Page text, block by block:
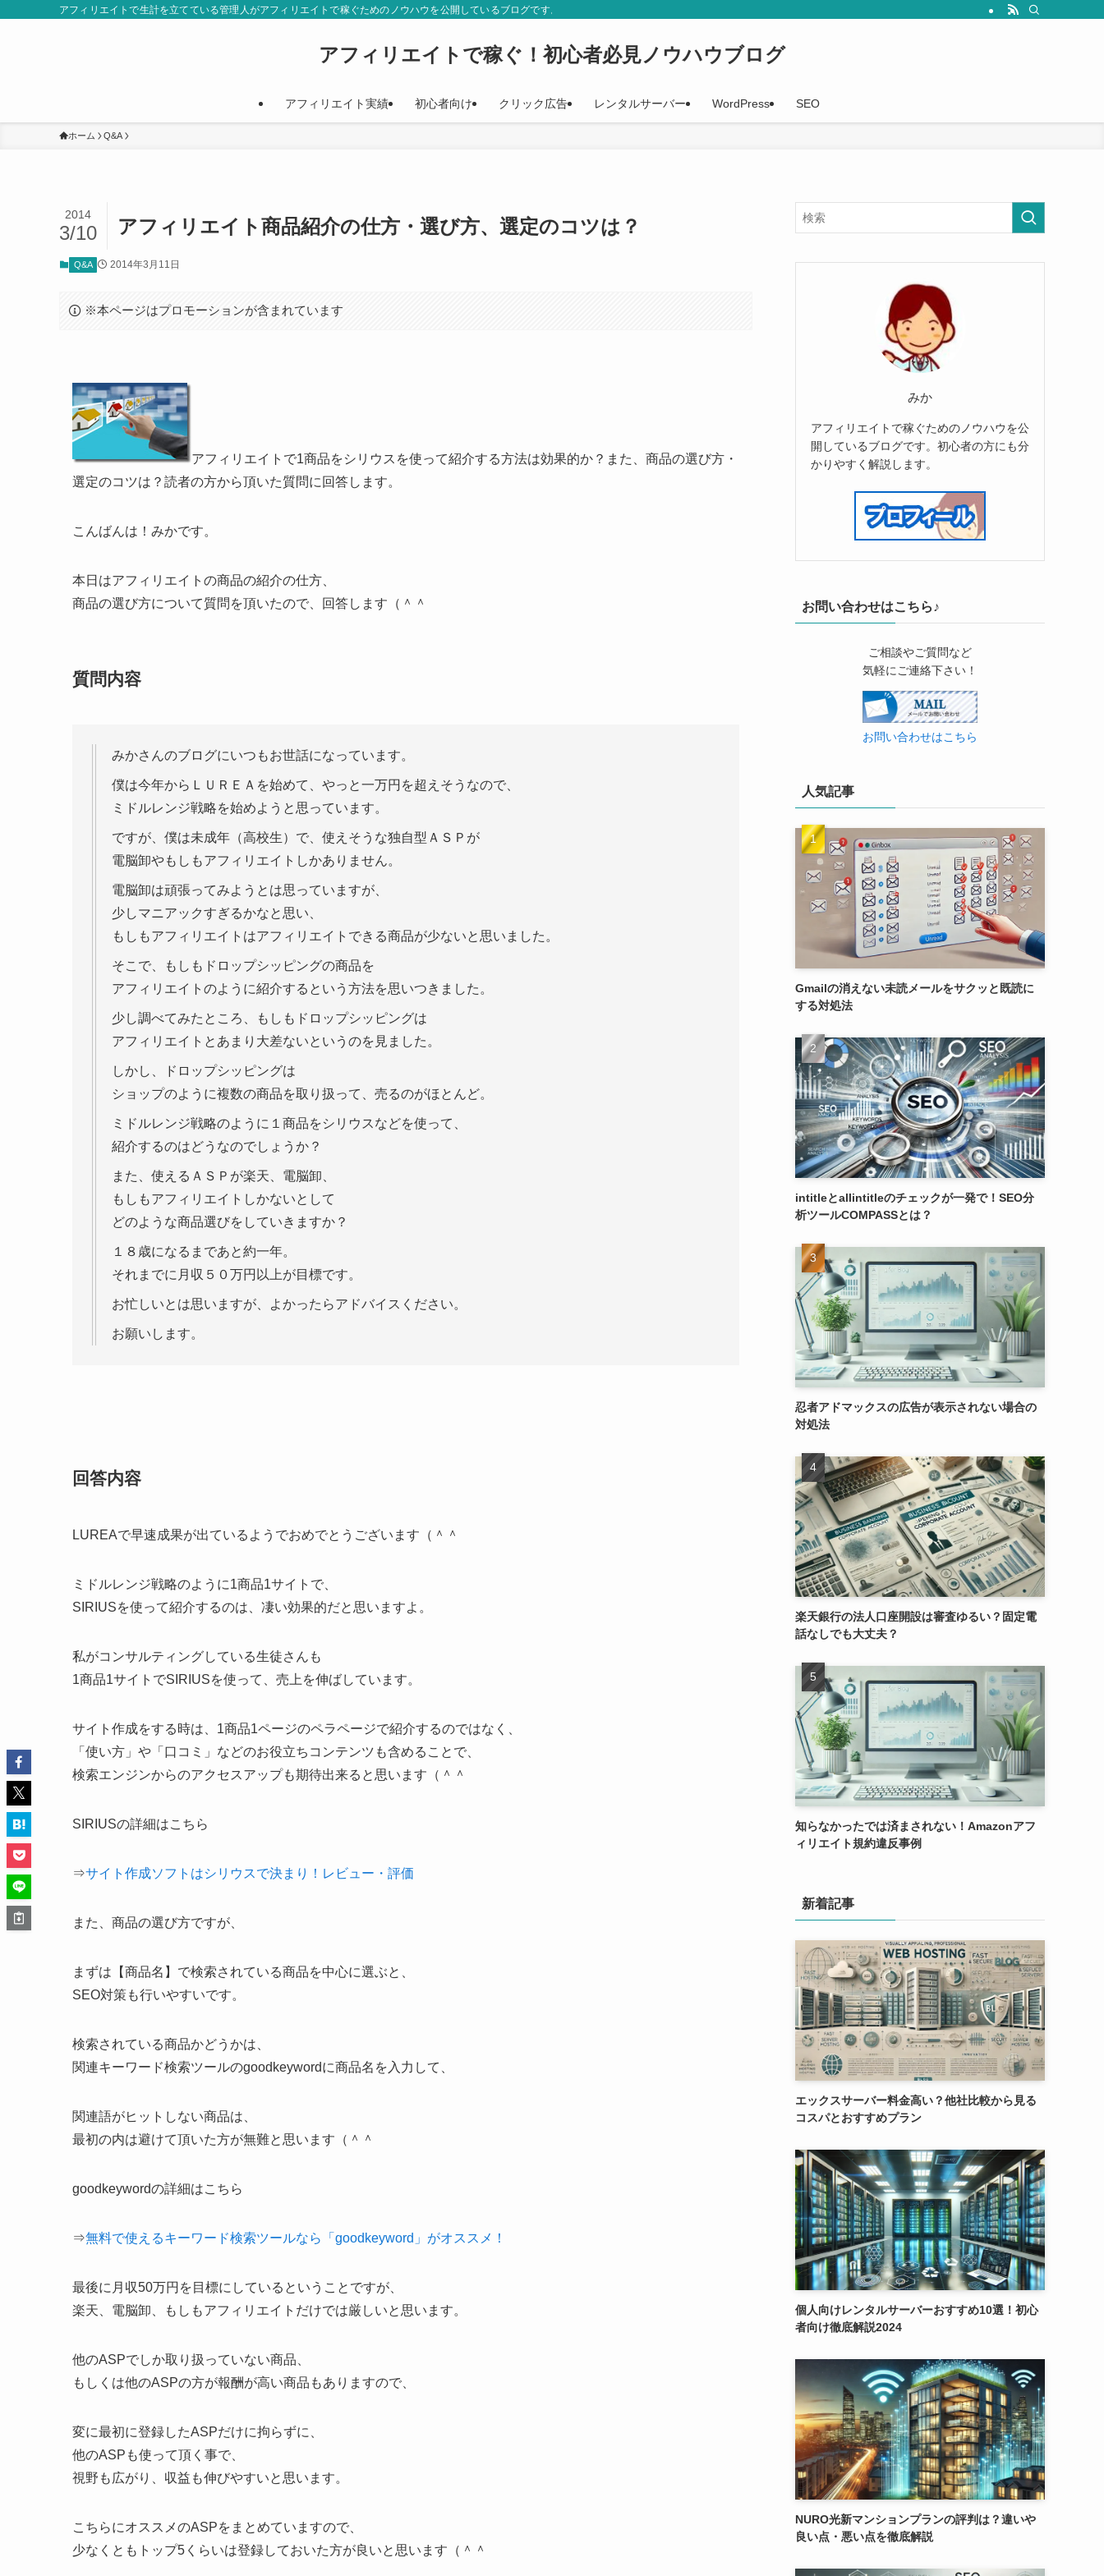
アフィリエイトで生計を立てている管理人がアフィリエイトで稼ぐためのノウハウを公開しているブログです。初心者の方に役立つ、分かりやすい記事を随時配信していきます。
アフィリエイトで稼ぐ！初心者必見ノウハウブログ
アフィリエイト実績 初心者向け クリック広告 レンタルサーバー WordPress SEO
ホーム Q&A
アフィリエイト商品紹介の仕方・選び方、選定のコツは？
2014
3/10
Q&A 2014年3月11日
※本ページはプロモーションが含まれています
アフィリエイトで1商品をシリウスを使って紹介する方法は効果的か？また、商品の選び方・
選定のコツは？読者の方から頂いた質問に回答します。
こんばんは！みかです。
本日はアフィリエイトの商品の紹介の仕方、
商品の選び方について質問を頂いたので、回答します（＾＾
質問内容
みかさんのブログにいつもお世話になっています。
僕は今年からＬＵＲＥＡを始めて、やっと一万円を超えそうなので、
ミドルレンジ戦略を始めようと思っています。
ですが、僕は未成年（高校生）で、使えそうな独自型ＡＳＰが
電脳卸やもしもアフィリエイトしかありません。
電脳卸は頑張ってみようとは思っていますが、
少しマニアックすぎるかなと思い、
もしもアフィリエイトはアフィリエイトできる商品が少ないと思いました。
そこで、もしもドロップシッピングの商品を
アフィリエイトのように紹介するという方法を思いつきました。
少し調べてみたところ、もしもドロップシッピングは
アフィリエイトとあまり大差ないというのを見ました。
しかし、ドロップシッピングは
ショップのように複数の商品を取り扱って、売るのがほとんど。
ミドルレンジ戦略のように１商品をシリウスなどを使って、
紹介するのはどうなのでしょうか？
また、使えるＡＳＰが楽天、電脳卸、
もしもアフィリエイトしかないとして
どのような商品選びをしていきますか？
１８歳になるまであと約一年。
それまでに月収５０万円以上が目標です。
お忙しいとは思いますが、よかったらアドバイスください。
お願いします。
回答内容
LUREAで早速成果が出ているようでおめでとうございます（＾＾
ミドルレンジ戦略のように1商品1サイトで、
SIRIUSを使って紹介するのは、凄い効果的だと思いますよ。
私がコンサルティングしている生徒さんも
1商品1サイトでSIRIUSを使って、売上を伸ばしています。
サイト作成をする時は、1商品1ページのペラページで紹介するのではなく、
「使い方」や「口コミ」などのお役立ちコンテンツも含めることで、
検索エンジンからのアクセスアップも期待出来ると思います（＾＾
SIRIUSの詳細はこちら
⇒サイト作成ソフトはシリウスで決まり！レビュー・評価
また、商品の選び方ですが、
まずは【商品名】で検索されている商品を中心に選ぶと、
SEO対策も行いやすいです。
検索されている商品かどうかは、
関連キーワード検索ツールのgoodkeywordに商品名を入力して、
関連語がヒットしない商品は、
最初の内は避けて頂いた方が無難と思います（＾＾
goodkeywordの詳細はこちら
⇒無料で使えるキーワード検索ツールなら「goodkeyword」がオススメ！
最後に月収50万円を目標にしているということですが、
楽天、電脳卸、もしもアフィリエイトだけでは厳しいと思います。
他のASPでしか取り扱っていない商品、
もしくは他のASPの方が報酬が高い商品もありますので、
変に最初に登録したASPだけに拘らずに、
他のASPも使って頂く事で、
視野も広がり、収益も伸びやすいと思います。
こちらにオススメのASPをまとめていますので、
少なくともトップ5くらいは登録しておいた方が良いと思います（＾＾
みか
アフィリエイトで稼ぐためのノウハウを公
開しているブログです。初心者の方にも分
かりやすく解説します。
お問い合わせはこちら♪
ご相談やご質問など
気軽にご連絡下さい！
お問い合わせはこちら
人気記事
Gmailの消えない未読メールをサクッと既読に
する対処法
intitleとallintitleのチェックが一発で！SEO分
析ツールCOMPASSとは？
忍者アドマックスの広告が表示されない場合の
対処法
楽天銀行の法人口座開設は審査ゆるい？固定電
話なしでも大丈夫？
知らなかったでは済まされない！Amazonアフ
ィリエイト規約違反事例
新着記事
エックスサーバー料金高い？他社比較から見る
コスパとおすすめプラン
個人向けレンタルサーバーおすすめ10選！初心
者向け徹底解説2024
NURO光新マンションプランの評判は？違いや
良い点・悪い点を徹底解説